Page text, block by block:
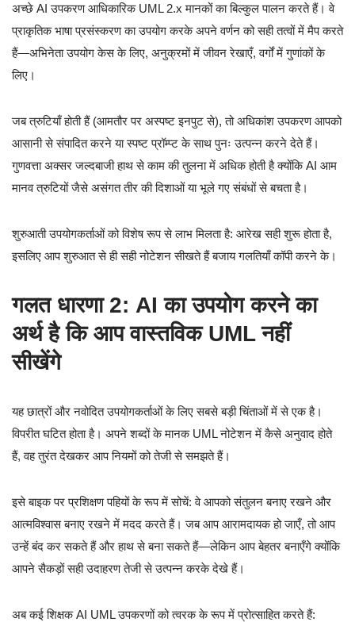
अच्छे AI उपकरण आधिकारिक UML 2.x मानकों का बिल्कुल पालन करते हैं। वे
प्राकृतिक भाषा प्रसंस्करण का उपयोग करके अपने वर्णन को सही तत्वों में मैप करते
हैं—अभिनेता उपयोग केस के लिए, अनुक्रमों में जीवन रेखाएँ, वर्गों में गुणांकों के
लिए।
जब त्रुटियाँ होती हैं (आमतौर पर अस्पष्ट इनपुट से), तो अधिकांश उपकरण आपको
आसानी से संपादित करने या स्पष्ट प्रॉम्प्ट के साथ पुनः उत्पन्न करने देते हैं।
गुणवत्ता अक्सर जल्दबाजी हाथ से काम की तुलना में अधिक होती है क्योंकि AI आम
मानव त्रुटियों जैसे असंगत तीर की दिशाओं या भूले गए संबंधों से बचता है।
शुरुआती उपयोगकर्ताओं को विशेष रूप से लाभ मिलता है: आरेख सही शुरू होता है,
इसलिए आप शुरुआत से ही सही नोटेशन सीखते हैं बजाय गलतियाँ कॉपी करने के।
गलत धारणा 2: AI का उपयोग करने का
अर्थ है कि आप वास्तविक UML नहीं
सीखेंगे
यह छात्रों और नवोदित उपयोगकर्ताओं के लिए सबसे बड़ी चिंताओं में से एक है।
विपरीत घटित होता है। अपने शब्दों के मानक UML नोटेशन में कैसे अनुवाद होते
हैं, वह तुरंत देखकर आप नियमों को तेजी से समझते हैं।
इसे बाइक पर प्रशिक्षण पहियों के रूप में सोचें: वे आपको संतुलन बनाए रखने और
आत्मविश्वास बनाए रखने में मदद करते हैं। जब आप आरामदायक हो जाएँ, तो आप
उन्हें बंद कर सकते हैं और हाथ से बना सकते हैं—लेकिन आप बेहतर बनाएँगे क्योंकि
आपने सैकड़ों सही उदाहरण तेजी से उत्पन्न करके देखे हैं।
अब कई शिक्षक AI UML उपकरणों को त्वरक के रूप में प्रोत्साहित करते हैं: